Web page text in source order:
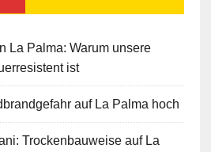
La Palma: Warum unsere
ist
auf La Palma hoch
Trockenbauweise auf La